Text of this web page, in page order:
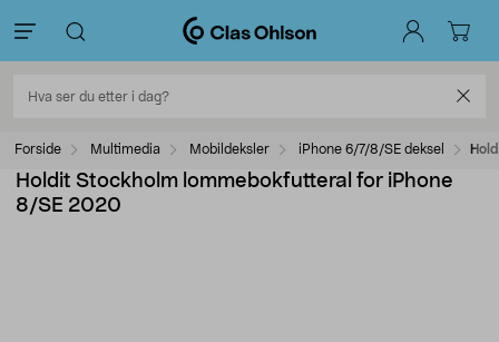
Forside Multimedia Mobildeksler iPhone 6/7/8/SE deksel
Holdit Stockholm lommebokfutteral for iPhone
8/SE 2020